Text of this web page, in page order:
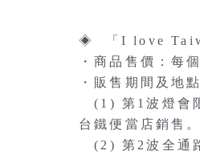
◈ 「I love
・商品售價：每
・販售期間及地點
(1) 第1波燈會
台鐵便當店銷售。
(2) 第2波全通